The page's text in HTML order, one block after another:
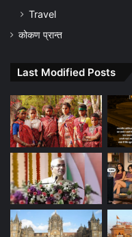
Travel
कोकण प्रान्त
Last Modified Posts